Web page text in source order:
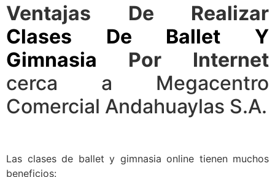
Ventajas De Realizar
Clases De Ballet Y
Gimnasia Por Internet
cerca a Megacentro
Comercial Andahuaylas S.A.
Las clases de ballet y gimnasia online tienen muchos
beneficios: